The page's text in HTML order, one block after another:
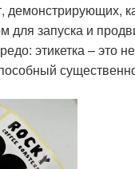
демонстрирующих,
для запуска и
этикетка – это